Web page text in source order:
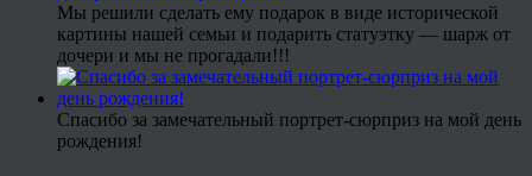
Мы решили сделать ему подарок в виде исторической
картины нашей семьи и подарить статуэтку — шарж от
дочери и мы не прогадали!!!
Спасибо за замечательный портрет-сюрприз на мой день
рождения!